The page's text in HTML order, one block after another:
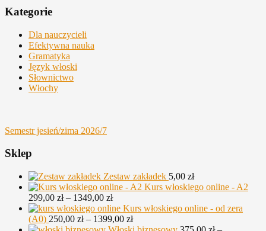
Kategorie
Dla nauczycieli
Efektywna nauka
Gramatyka
Język włoski
Słownictwo
Włochy
Semestr jesień/zima 2026/7
Sklep
Zestaw zakładek 5,00 zł
Kurs włoskiego online - A2
299,00 zł – 1349,00 złZakres
cen:
od
299,00 zł
Kurs włoskiego online - od zera
(A0) 250,00 zł – 1399,00 złZakres
cen: